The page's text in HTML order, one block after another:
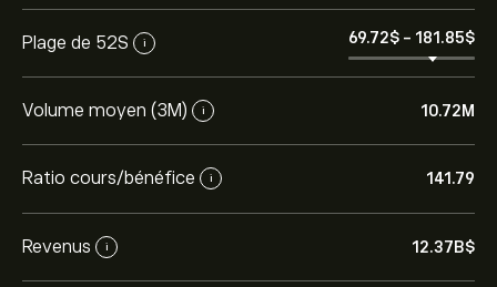
Plage de 52S i 69.72‎$‎ - 181.85‎$‎
Volume moyen (3M) i 10.72M
Ratio cours/bénéfice i 141.79
Revenus i 12.37B‎$‎